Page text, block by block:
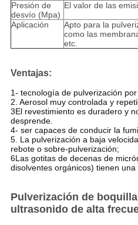
Presión de
desvío (Mpa)
El valor de las
Aplicación
Apto para la
como las
etc.
Ventajas:
1- tecnología de pulverización
2. Aerosol muy controlada y
3El revestimiento es duradero y
desprende.
4- ser capaces de conducir la
5. La pulverización a baja
rebote o sobre-pulverización;
6Las gotitas de decenas de
disolventes orgánicos) tienen
Pulverización de
ultrasonido de alta